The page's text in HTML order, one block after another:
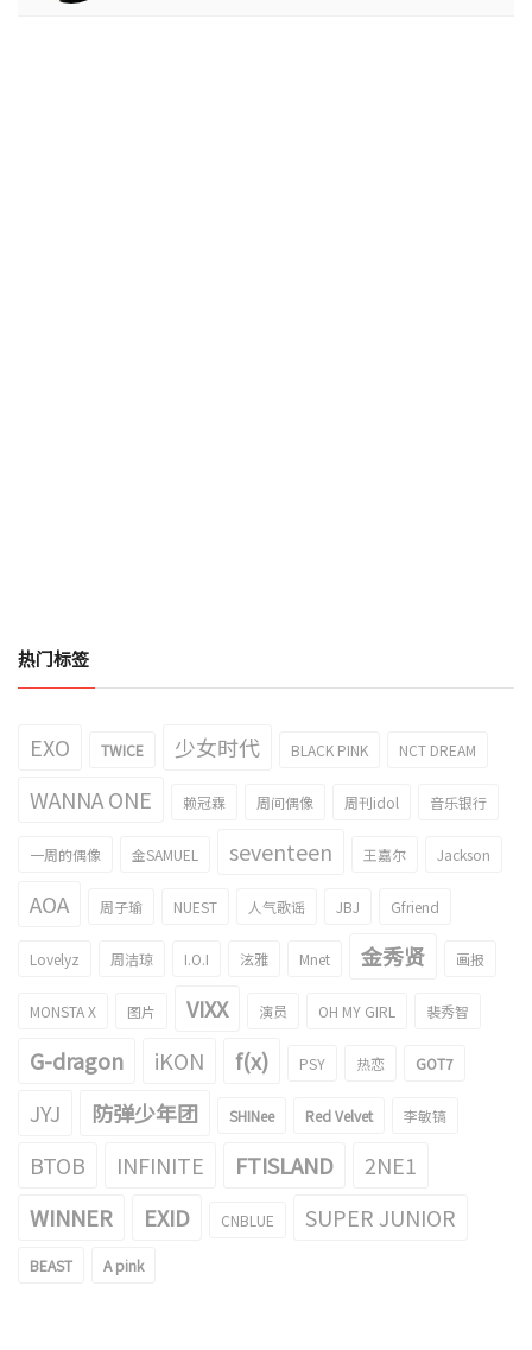
热门标签
EXO TWICE 少女时代 BLACK PINK NCT DREAM
WANNA ONE 赖冠霖 周间偶像 周刊idol 音乐银行
一周的偶像 金SAMUEL seventeen 王嘉尔 Jackson
AOA 周子瑜 NUEST 人气歌谣 JBJ Gfriend
Lovelyz 周洁琼 I.O.I 泫雅 Mnet 金秀贤 画报
MONSTA X 图片 VIXX 演员 OH MY GIRL 裴秀智
G-dragon iKON f(x) PSY 热恋 GOT7
JYJ 防弹少年团 SHINee Red Velvet 李敏镐
BTOB INFINITE FTISLAND
2NE1
WINNER
EXID CNBLUE SUPER JUNIOR
BEAST A pink